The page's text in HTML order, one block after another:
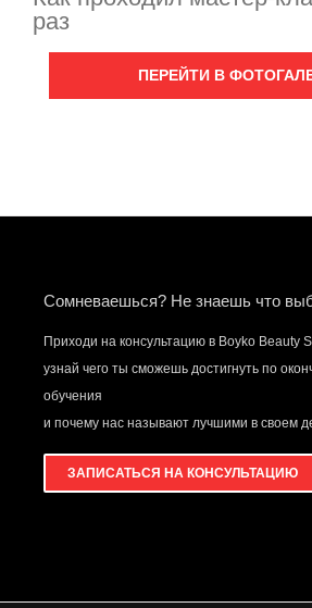
раз
ПЕРЕЙТИ В
Сомневаешься? Не знаешь что
Приходи на консультацию в Boyko Beauty
узнай чего ты сможешь достигнуть по
обучения
и почему нас называют лучшими в своем
ЗАПИСАТЬСЯ НА КОНСУЛЬТАЦИЮ